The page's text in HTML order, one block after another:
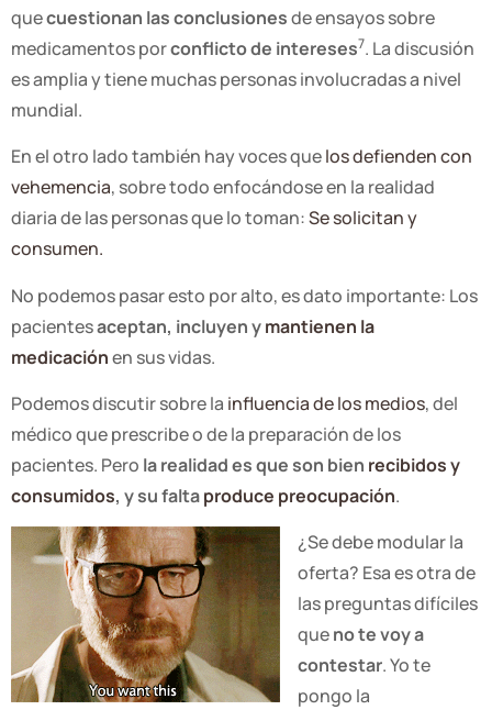
quecuestionan las conclusionesde ensayos sobre
medicamentos porconflicto de intereses7. La discusión
es amplia y tiene muchas personas involucradas a nivel
mundial.
En el otro lado también hay voces quelos defienden con
vehemencia, sobre todo enfocándose en la realidad
diaria de las personas que lo toman:Se solicitan y
consumen.
No podemos pasar esto por alto, es dato importante: Los
pacientesaceptan, incluyen ymantienen la
medicaciónen sus vidas.
Podemos discutir sobre la influencia de los medios, del
médico que prescribe o de la preparación de los
pacientes. Pero la realidad es que son bien recibidos y
consumidos, y su faltaproduce preocupación.
¿Se debe modular la
oferta? Esa es otra de
las preguntas difíciles
queno te voy a
contestar. Yo te
pongo la